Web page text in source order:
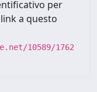
per
a questo
10589/1762